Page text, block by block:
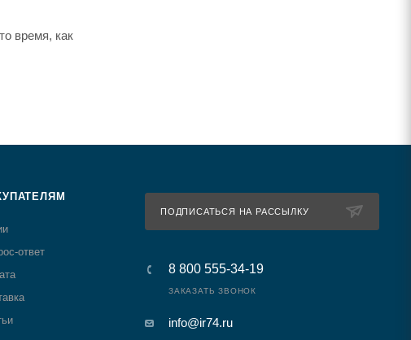
время, как
ответ
ПОДПИСАТЬСЯ НА РАССЫЛКУ
8 800 555-34-19
ЗАКАЗАТЬ ЗВОНОК
info@ir74.ru